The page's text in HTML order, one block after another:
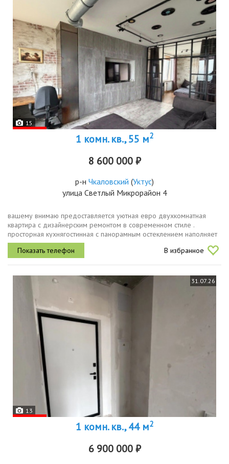
15
1 комн. кв., 55 м2
8 600 000 ₽
р-н Чкаловский (Уктус)
улица Светлый Микрорайон 4
вашему внимаю предоставляется уютная евро двухкомнатная
квартира с дизайнерским ремонтом в современном стиле .
просторная кухнягостинная с панорамным остеклением наполняет
пространство естественным светом.особенности квартиры
дизайнерский ремонт в...
В избранное
31.07.26
13
1 комн. кв., 44 м2
6 900 000 ₽